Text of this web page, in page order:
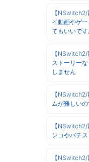
【
イ動画やゲ
てもいいで
【
ストーリー
しません
【
ムが難しい
【
ンコやパチ
【